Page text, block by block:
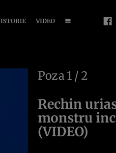
ISTORIE VIDEO
Poza 1 / 2
Rechin
monstru
(VIDEO)